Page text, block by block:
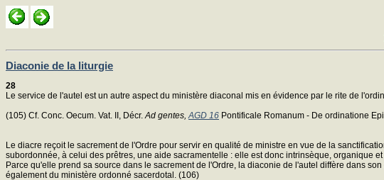
Diaconie de la liturgie
28
Le service de l'autel est un autre aspect du ministère diaconal mis en évidence par le rite de
(105) Cf. Conc. Oecum. Vat. II, Décr.Ad gentes, AGD 16 Pontificale Romanum - De ordinatione
Le diacre reçoit le sacrement de l'Ordre pour servir en qualité de ministre en vue de la
subordonnée, à celui des prêtres, une aide sacramentelle : elle est donc intrinsèque, organique
Parce qu'elle prend sa source dans le sacrement de l'Ordre, la diaconie de l'autel diffère dans
également du ministère ordonné sacerdotal. (106)